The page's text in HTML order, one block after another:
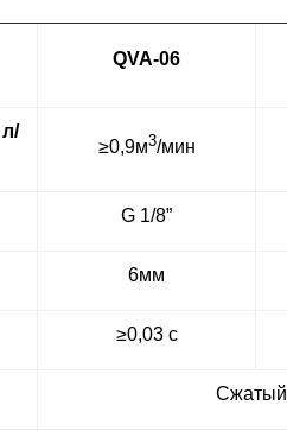
QVA-06
≥0,9м3/мин
G 1/8”
6мм
≥0,03 с
Сжатый